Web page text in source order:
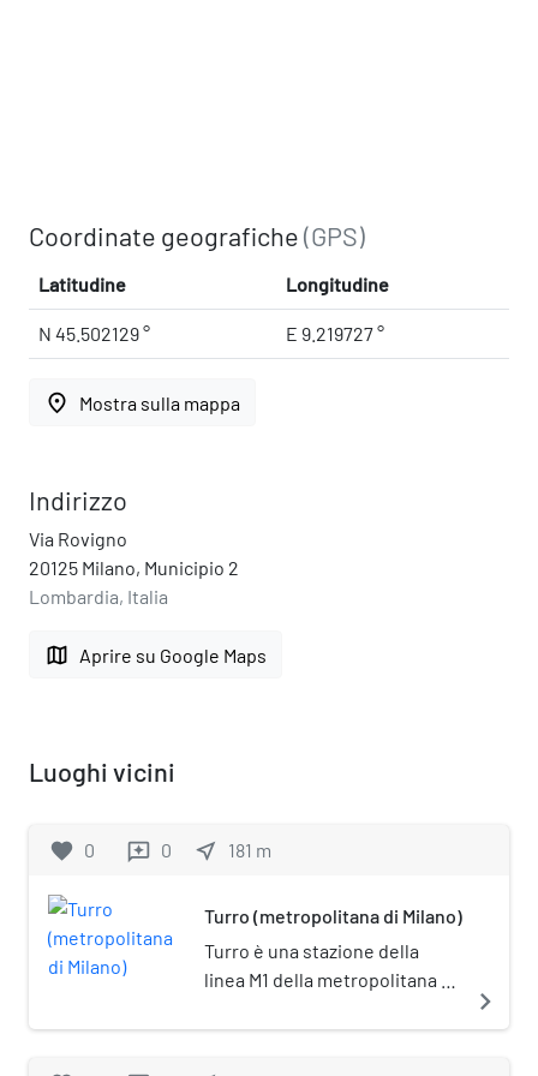
Coordinate geografiche(GPS)
Latitudine Longitudine
N 45.502129 ° E 9.219727 °
place Mostra sulla mappa
Indirizzo
Via Rovigno
20125 Milano, Municipio 2
Lombardia, Italia
map Aprire su Google Maps
Luoghi vicini
favorite 0 reviews 0 near_me 181 m
Turro (metropolitana di Milano)
Turro è una stazione della
linea M1 della metropolitana di
navigate_next